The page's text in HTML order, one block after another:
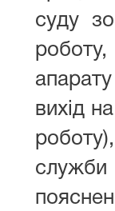
суду
вихід
служби